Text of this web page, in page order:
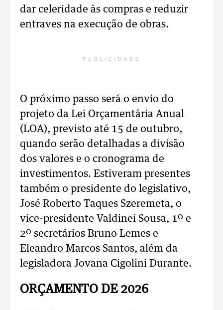
dar celeridade às compras e reduzir
entraves na execução de obras.
PUBLICIDADE
O próximo passo será o envio do
projeto da Lei Orçamentária Anual
(LOA), previsto até 15 de outubro,
quando serão detalhadas a divisão
dos valores e o cronograma de
investimentos. Estiveram presentes
também o presidente do legislativo,
José Roberto Taques Szeremeta, o
vice-presidente Valdinei Sousa, 1º e
2º secretários Bruno Lemes e
Eleandro Marcos Santos, além da
legisladora Jovana Cigolini Durante.
ORÇAMENTO DE 2026